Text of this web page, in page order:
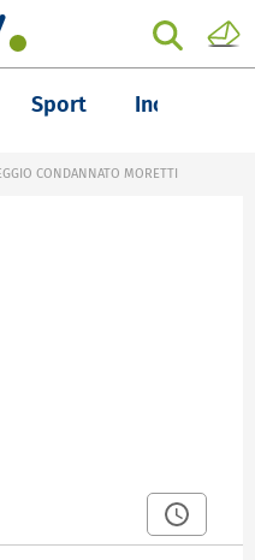
Sport Inchieste
CONDANNATO MORETTI